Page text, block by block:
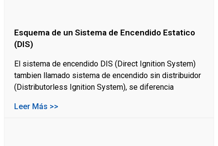
Esquema de un Sistema de Encendido Estatico
(DIS)
El sistema de encendido DIS (Direct Ignition System)
tambien llamado sistema de encendido sin distribuidor
(Distributorless Ignition System), se diferencia
Leer Más >>